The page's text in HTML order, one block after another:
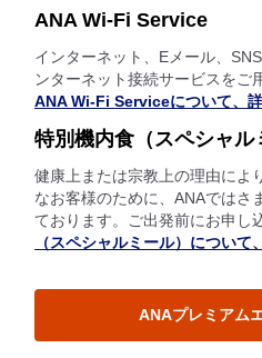
ANA Wi-Fi Service
インターネット、Eメール、
ンターネット接続サービスをご
ANA Wi-Fi Serviceについて、
特別機内食（スペシャル
健康上または宗教上の理由によ
なお客様のために、ANAではさ
ております。ご出発前にお申し
（スペシャルミール）について
ANAプレミアム